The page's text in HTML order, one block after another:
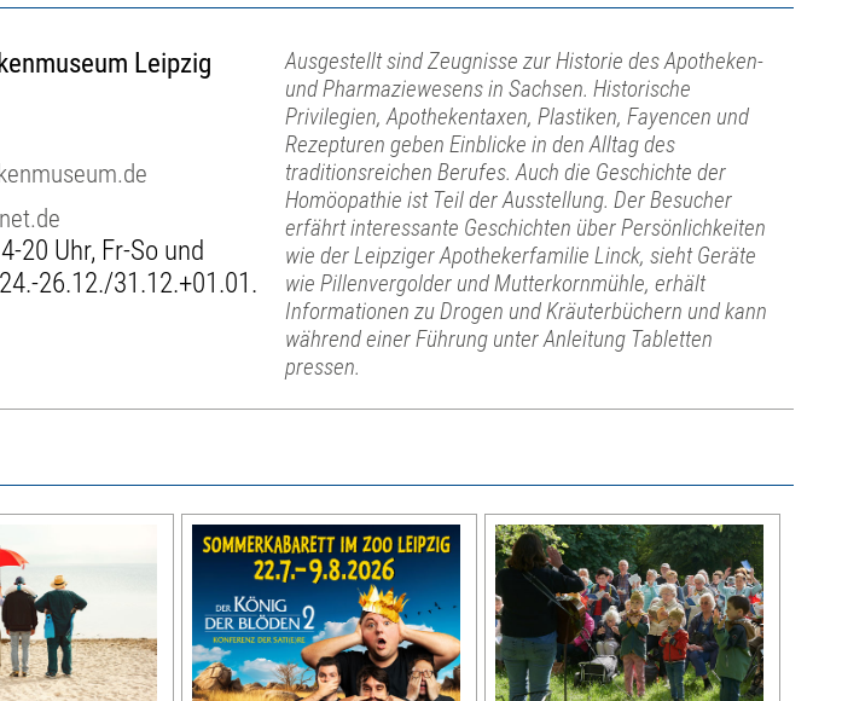
Leipzig
20 Uhr, Fr-So und
26.12./31.12.+01.01.
Ausgestellt sind Zeugnisse zur Historie des Apotheken-
und Pharmaziewesens in Sachsen. Historische
Privilegien, Apothekentaxen, Plastiken, Fayencen und
Rezepturen geben Einblicke in den Alltag des
traditionsreichen Berufes. Auch die Geschichte der
Homöopathie ist Teil der Ausstellung. Der Besucher
erfährt interessante Geschichten über Persönlichkeiten
wie der Leipziger Apothekerfamilie Linck, sieht Geräte
wie Pillenvergolder und Mutterkornmühle, erhält
Informationen zu Drogen und Kräuterbüchern und kann
während einer Führung unter Anleitung Tabletten
pressen.